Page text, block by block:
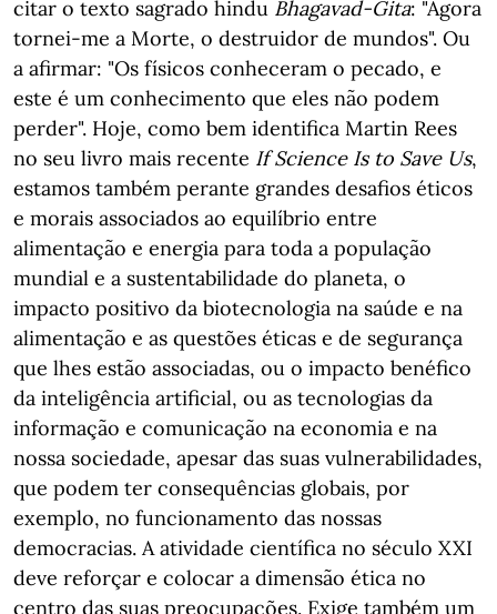
citar o texto sagrado hindu Bhagavad-Gita: "Agora
tornei-me a Morte, o destruidor de mundos". Ou
a afirmar: "Os físicos conheceram o pecado, e
este é um conhecimento que eles não podem
perder". Hoje, como bem identifica Martin Rees
no seu livro mais recente If Science Is to Save Us,
estamos também perante grandes desafios éticos
e morais associados ao equilíbrio entre
alimentação e energia para toda a população
mundial e a sustentabilidade do planeta, o
impacto positivo da biotecnologia na saúde e na
alimentação e as questões éticas e de segurança
que lhes estão associadas, ou o impacto benéfico
da inteligência artificial, ou as tecnologias da
informação e comunicação na economia e na
nossa sociedade, apesar das suas vulnerabilidades,
que podem ter consequências globais, por
exemplo, no funcionamento das nossas
democracias. A atividade científica no século XXI
deve reforçar e colocar a dimensão ética no
centro das suas preocupações. Exige também um